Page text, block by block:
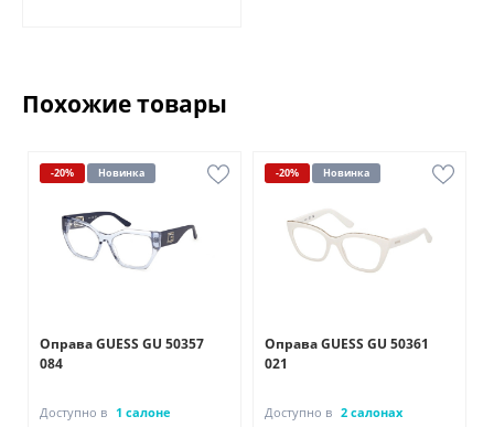
Похожие товары
-20% Новинка
Оправа GUESS GU 50357
084
Доступно в 1 салоне
-20% Новинка
Оправа GUESS GU 50361
021
Доступно в 2 салонах